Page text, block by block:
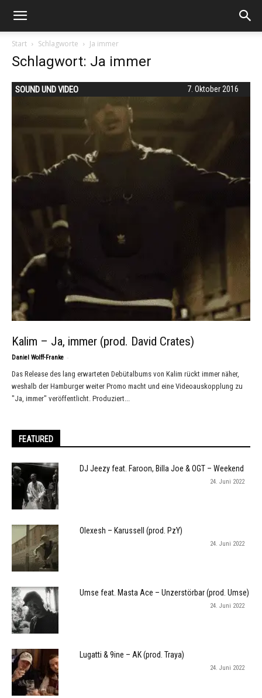
Start Schlagworte Ja immer
Schlagwort: Ja immer
7. Oktober 2016
SOUND UND VIDEO
Kalim – Ja, immer (prod. David Crates)
Daniel Wolff-Franke -
Das Release des lang erwarteten Debütalbums von Kalim rückt immer näher,
weshalb der Hamburger weiter Promo macht und eine Videoauskopplung zu
"Ja, immer" veröffentlicht. Produziert...
FEATURED
DJ Jeezy feat. Faroon, Billa Joe & OGT – Weekend
24. Juni 2022
Olexesh – Karussell (prod. PzY)
24. Juni 2022
Umse feat. Masta Ace – Unzerstörbar (prod. Umse)
24. Juni 2022
Lugatti & 9ine – AK (prod. Traya)
24. Juni 2022